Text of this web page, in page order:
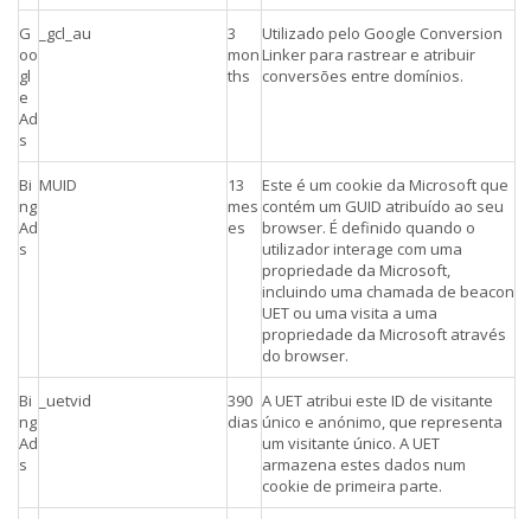
G
oo
gl
e
Ad
s
_gcl_au
3
mon
ths
Utilizado pelo Google Conversion
Linker para rastrear e atribuir
conversões entre domínios.
Bi
ng
Ad
s
MUID
13
mes
es
Este é um cookie da Microsoft que
contém um GUID atribuído ao seu
browser. É definido quando o
utilizador interage com uma
propriedade da Microsoft,
incluindo uma chamada de beacon
UET ou uma visita a uma
propriedade da Microsoft através
do browser.
Bi
ng
Ad
s
_uetvid
390
dias
A UET atribui este ID de visitante
único e anónimo, que representa
um visitante único. A UET
armazena estes dados num
cookie de primeira parte.